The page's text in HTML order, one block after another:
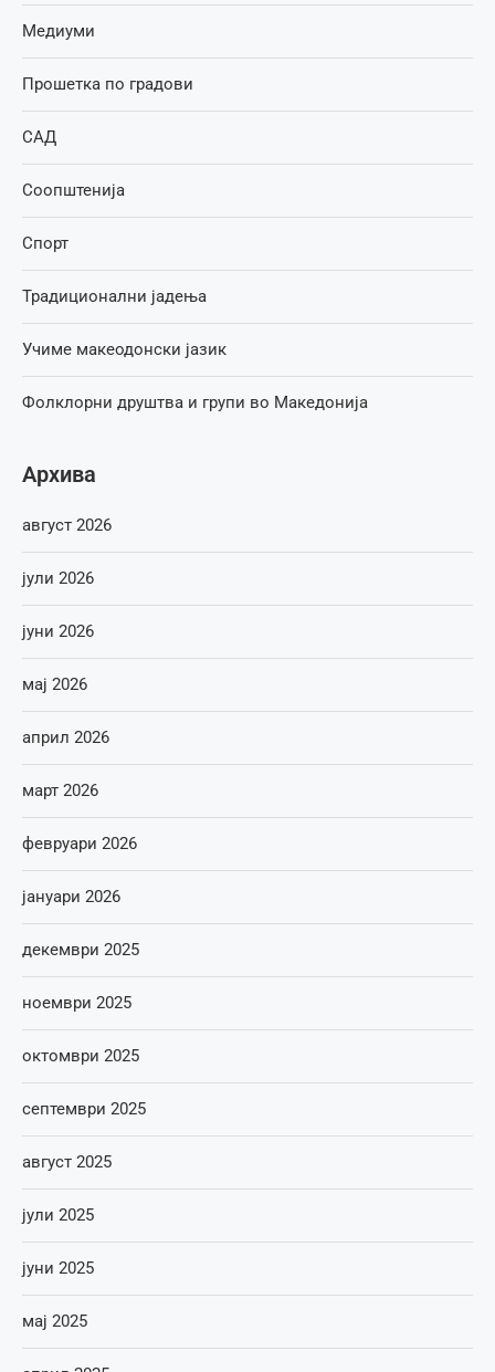
Медиуми
Прошетка по градови
САД
Соопштенија
Спорт
Традиционални јадења
Учиме макеодонски јазик
Фолклорни друштва и групи во Македонија
Архива
август 2026
јули 2026
јуни 2026
мај 2026
април 2026
март 2026
февруари 2026
јануари 2026
декември 2025
ноември 2025
октомври 2025
септември 2025
август 2025
јули 2025
јуни 2025
мај 2025